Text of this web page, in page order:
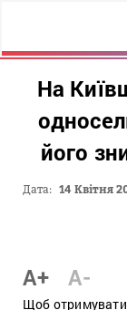
На
його
Дата: 14 Квітня
A+ A-
Щоб отримувати